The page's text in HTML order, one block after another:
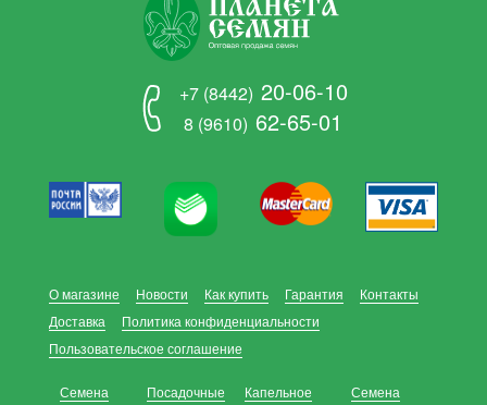
+7 (8442) 20-06-10
8 (9610) 62-65-01
О магазине Новости Как купить Гарантия
Контакты
Доставка
Политика конфиденциальности
Пользовательское соглашение
Семена Посадочные Капельное Семена